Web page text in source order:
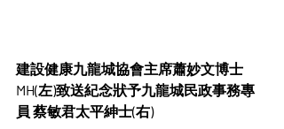
建設健康九龍城協會主席蕭妙文博士
MH(左)致送紀念狀予九龍城民政事務專
員 蔡敏君太平紳士(右)